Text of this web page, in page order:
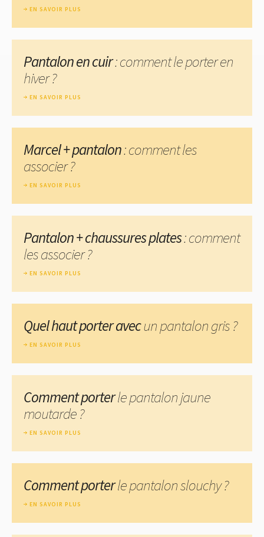
EN SAVOIR PLUS
Pantalon en cuir: comment le porter en
hiver ?
EN SAVOIR PLUS
Marcel + pantalon: comment les
associer ?
EN SAVOIR PLUS
Pantalon + chaussures plates: comment
les associer ?
EN SAVOIR PLUS
Quel haut porter avecun pantalon gris ?
EN SAVOIR PLUS
Comment porterle pantalon jaune
moutarde ?
EN SAVOIR PLUS
Comment porterle pantalon slouchy ?
EN SAVOIR PLUS